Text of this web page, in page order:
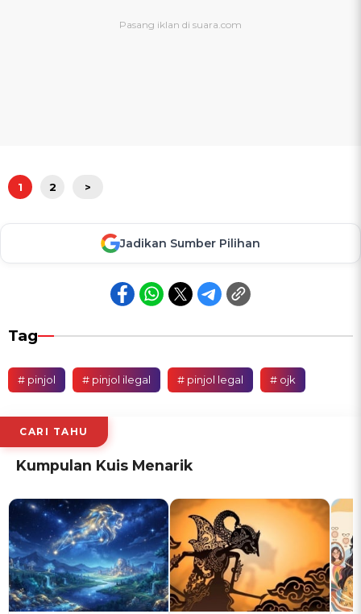
1 2 >
Jadikan Sumber Pilihan
Tag
# pinjol # pinjol ilegal # pinjol legal # ojk
CARI TAHU
Kumpulan Kuis Menarik